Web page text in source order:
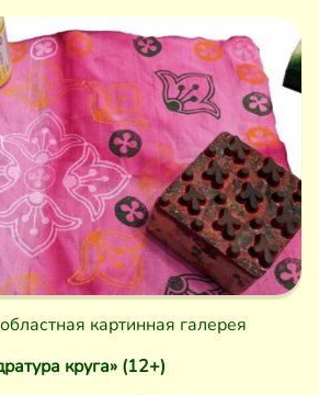
картинная галерея
круга» (12+)